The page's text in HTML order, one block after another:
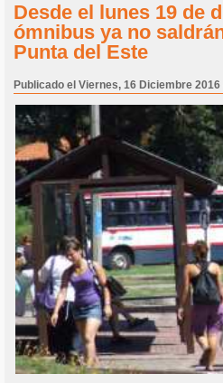
Desde el lunes 19 de
ómnibus ya no
Punta del Este
Publicado el Viernes, 16 Diciembre 2016